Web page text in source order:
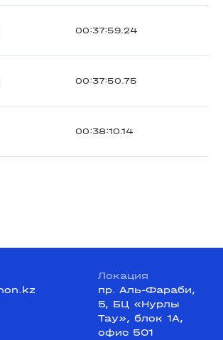
00:37:59.24
00:37:50.75
00:38:10.14
Локация
пр. Аль-Фараби,
5, БЦ «Нурлы
Тау», блок 1А,
офис 501